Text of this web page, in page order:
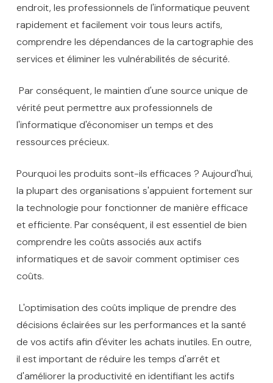
endroit, les professionnels de l'informatique peuvent
rapidement et facilement voir tous leurs actifs,
comprendre les dépendances de la cartographie des
services et éliminer les vulnérabilités de sécurité.
Par conséquent, le maintien d'une source unique de
vérité peut permettre aux professionnels de
l'informatique d'économiser un temps et des
ressources précieux.
Pourquoi les produits sont-ils efficaces ? Aujourd'hui,
la plupart des organisations s'appuient fortement sur
la technologie pour fonctionner de manière efficace
et efficiente. Par conséquent, il est essentiel de bien
comprendre les coûts associés aux actifs
informatiques et de savoir comment optimiser ces
coûts.
L'optimisation des coûts implique de prendre des
décisions éclairées sur les performances et la santé
de vos actifs afin d'éviter les achats inutiles. En outre,
il est important de réduire les temps d'arrêt et
d'améliorer la productivité en identifiant les actifs